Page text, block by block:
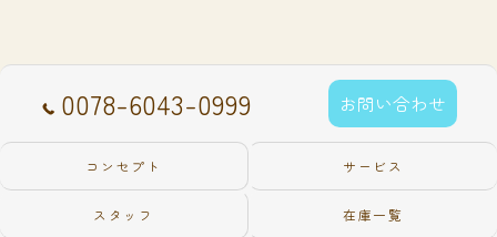
0078-6043-0999 お問い合わせ
コンセプト サービス
スタッフ 在庫一覧